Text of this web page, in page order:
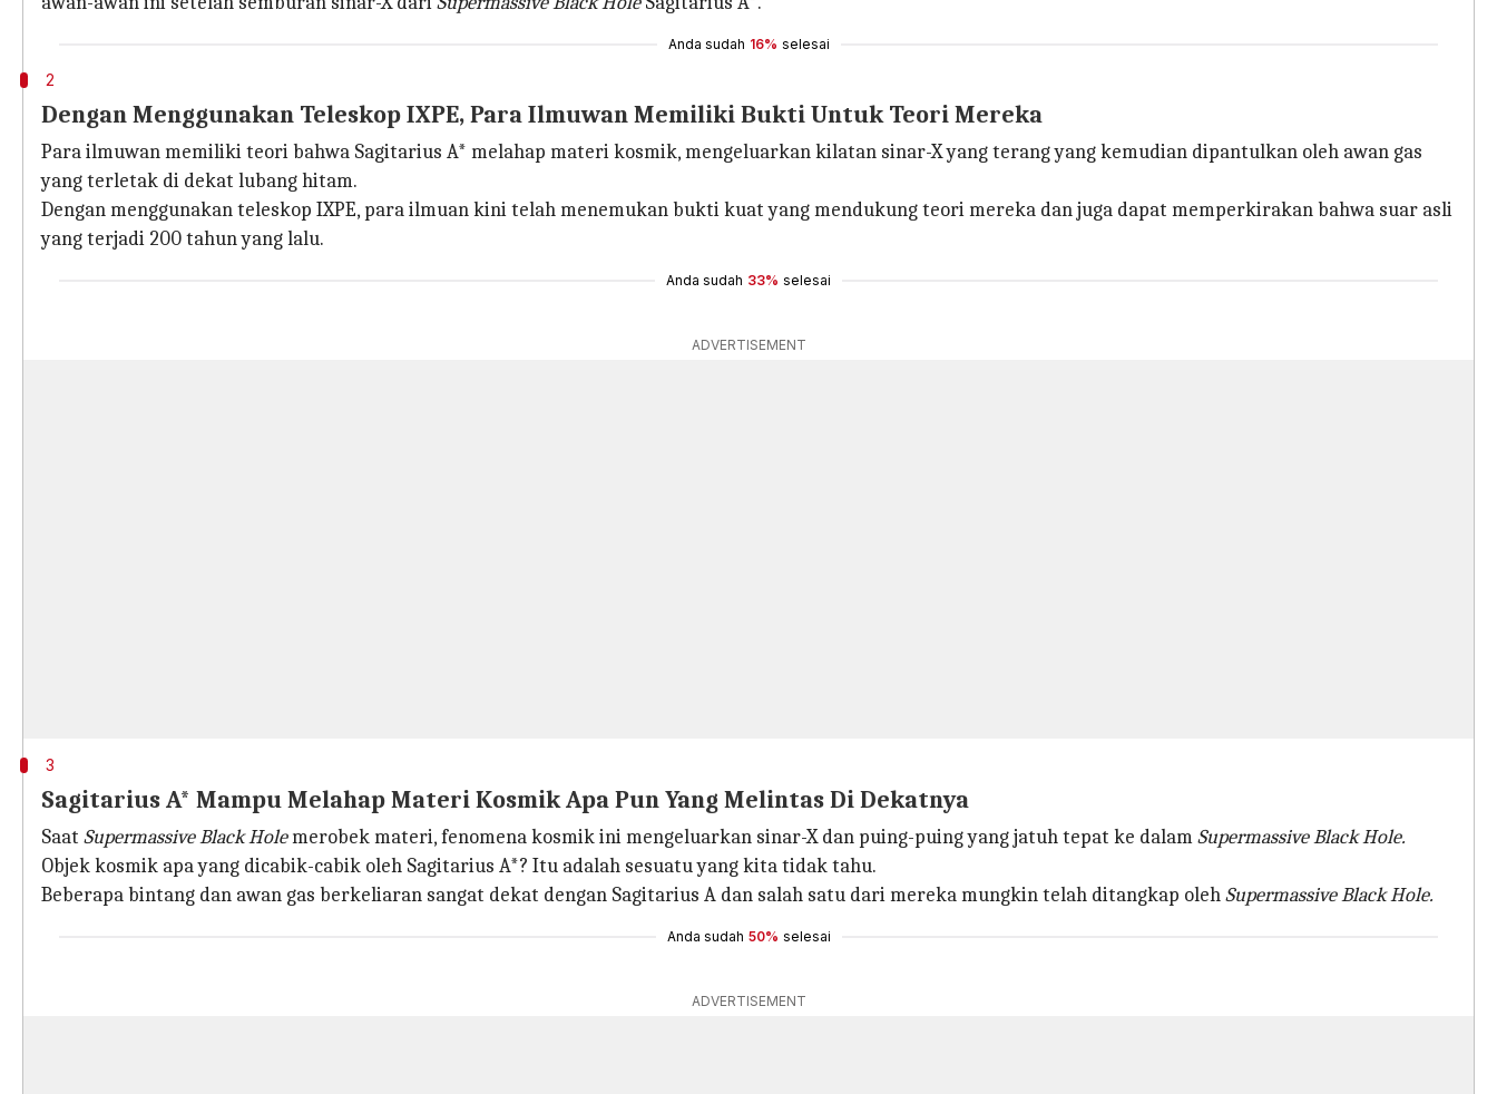
Anda sudah 16% selesai
2
Dengan Menggunakan Teleskop IXPE, Para Ilmuwan Memiliki Bukti Untuk Teori Mereka
Para ilmuwan memiliki teori bahwa Sagitarius A* melahap materi kosmik, mengeluarkan kilatan sinar-X yang terang yang kemudian dipantulkan oleh awan gas
yang terletak di dekat lubang hitam.
Dengan menggunakan teleskop IXPE, para ilmuan kini telah menemukan bukti kuat yang mendukung teori mereka dan juga dapat memperkirakan bahwa suar asli
yang terjadi 200 tahun yang lalu.
Anda sudah 33% selesai
ADVERTISEMENT
3
Sagitarius A* Mampu Melahap Materi Kosmik Apa Pun Yang Melintas Di Dekatnya
Saat Supermassive Black Holemerobek materi, fenomena kosmik ini mengeluarkan sinar-X dan puing-puing yang jatuh tepat ke dalamSupermassive Black Hole.
Objek kosmik apa yang dicabik-cabik oleh Sagitarius A*? Itu adalah sesuatu yang kita tidak tahu.
Beberapa bintang dan awan gas berkeliaran sangat dekat dengan Sagitarius A dan salah satu dari mereka mungkin telah ditangkap olehSupermassive Black Hole.
Anda sudah 50% selesai
ADVERTISEMENT